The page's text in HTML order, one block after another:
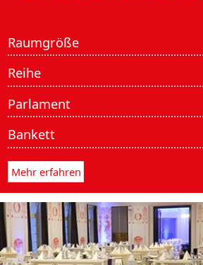
Raumgröße
Reihe
Parlament
Bankett
Mehr erfahren